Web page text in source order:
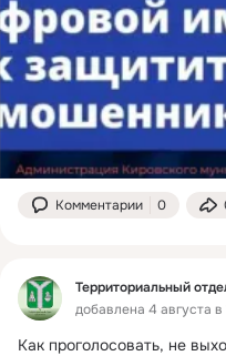
Комментарии 0
Территориальный
добавлена 4 августа в
Как проголосовать, не